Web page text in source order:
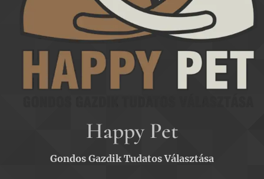
Happy Pet
Gondos Gazdik Tudatos Választása